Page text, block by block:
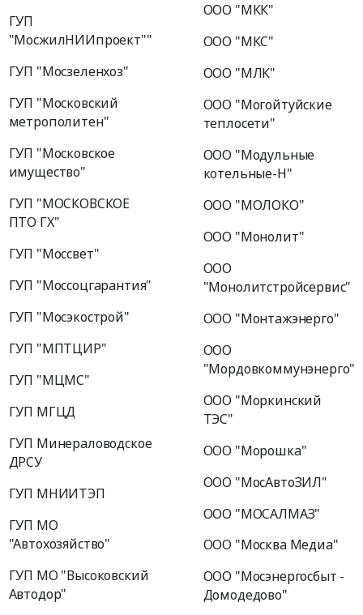
ГУП
"МосжилНИИпроект""
ГУП "Мосзеленхоз"
ГУП "Московский
метрополитен"
ГУП "Московское
имущество"
ГУП "МОСКОВСКОЕ
ПТО ГХ"
ГУП "Моссвет"
ГУП "Моссоцгарантия"
ГУП "Мосэкострой"
ГУП "МПТЦИР"
ГУП "МЦМС"
ГУП МГЦД
ГУП Минераловодское
ДРСУ
ГУП МНИИТЭП
ГУП МО
"Автохозяйство"
ГУП МО "Высоковский
Автодор"
ООО "МКК"
ООО "МКС"
ООО "МЛК"
ООО "Могойтуйские
теплосети"
ООО "Модульные
котельные-Н"
ООО "МОЛОКО"
ООО "Монолит"
ООО
"Монолитстройсервис"
ООО "Монтажэнерго"
ООО
"Мордовкоммунэнерго"
ООО "Моркинский
ТЭС"
ООО "Морошка"
ООО "МосАвтоЗИЛ"
ООО "МОСАЛМАЗ"
ООО "Москва Медиа"
ООО "Мосэнергосбыт -
Домодедово"